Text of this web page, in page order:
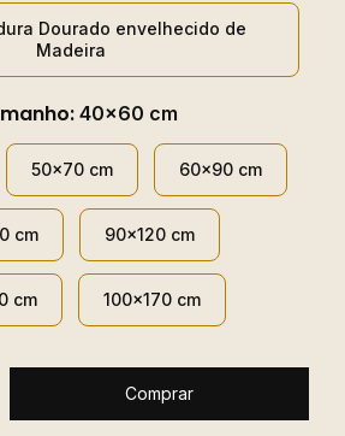
Dourado envelhecido de
Madeira
40x60 cm
50x70 cm 60x90 cm
cm 90x120 cm
cm 100x170 cm